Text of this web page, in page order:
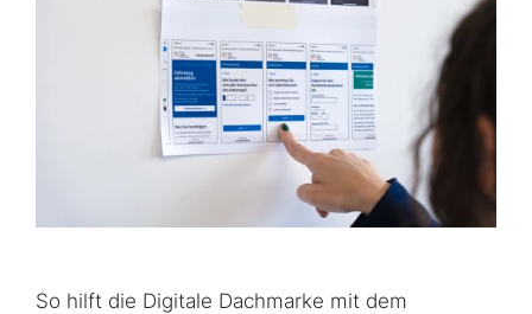
So hilft die Digitale Dachmarke mit dem